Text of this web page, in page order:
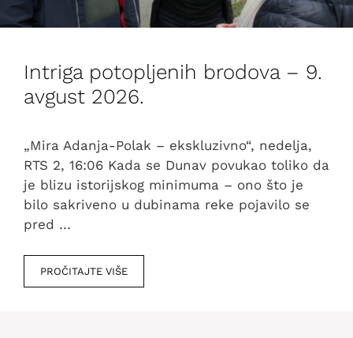
Intriga potopljenih brodova – 9.
avgust 2026.
„Mira Adanja-Polak – ekskluzivno“, nedelja,
RTS 2, 16:06 Kada se Dunav povukao toliko da
je blizu istorijskog minimuma – ono što je
bilo sakriveno u dubinama reke pojavilo se
pred …
PROČITAJTE VIŠE